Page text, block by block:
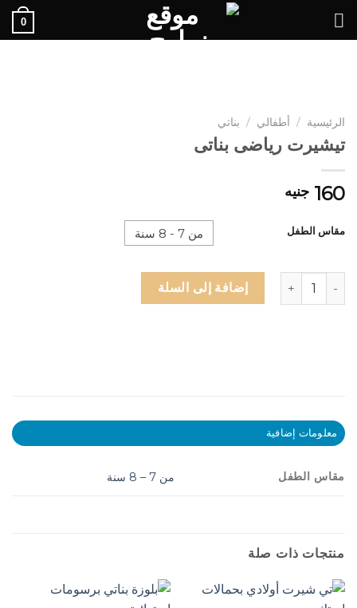
0
الرئيسية / أطفالي / بناتي
تيشيرت رياضى بناتى
160 جنيه
مقاس الطفل من 7 - 8 سنة
كمية تيشيرت رياضى بناتىإضافة إلى السلة
معلومات إضافية
مقاس الطفل من 7 – 8 سنة
منتجات ذات صلة